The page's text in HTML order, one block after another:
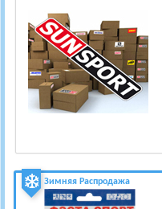
Зимняя Распродажа